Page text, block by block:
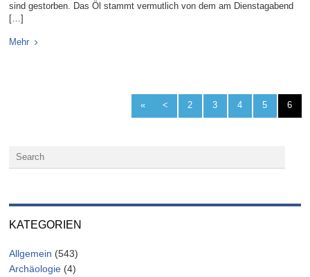
sind gestorben. Das Öl stammt vermutlich von dem am Dienstagabend
[…]
Mehr
« < 2 3 4 5 6
KATEGORIEN
Allgemein (543)
Archäologie (4)